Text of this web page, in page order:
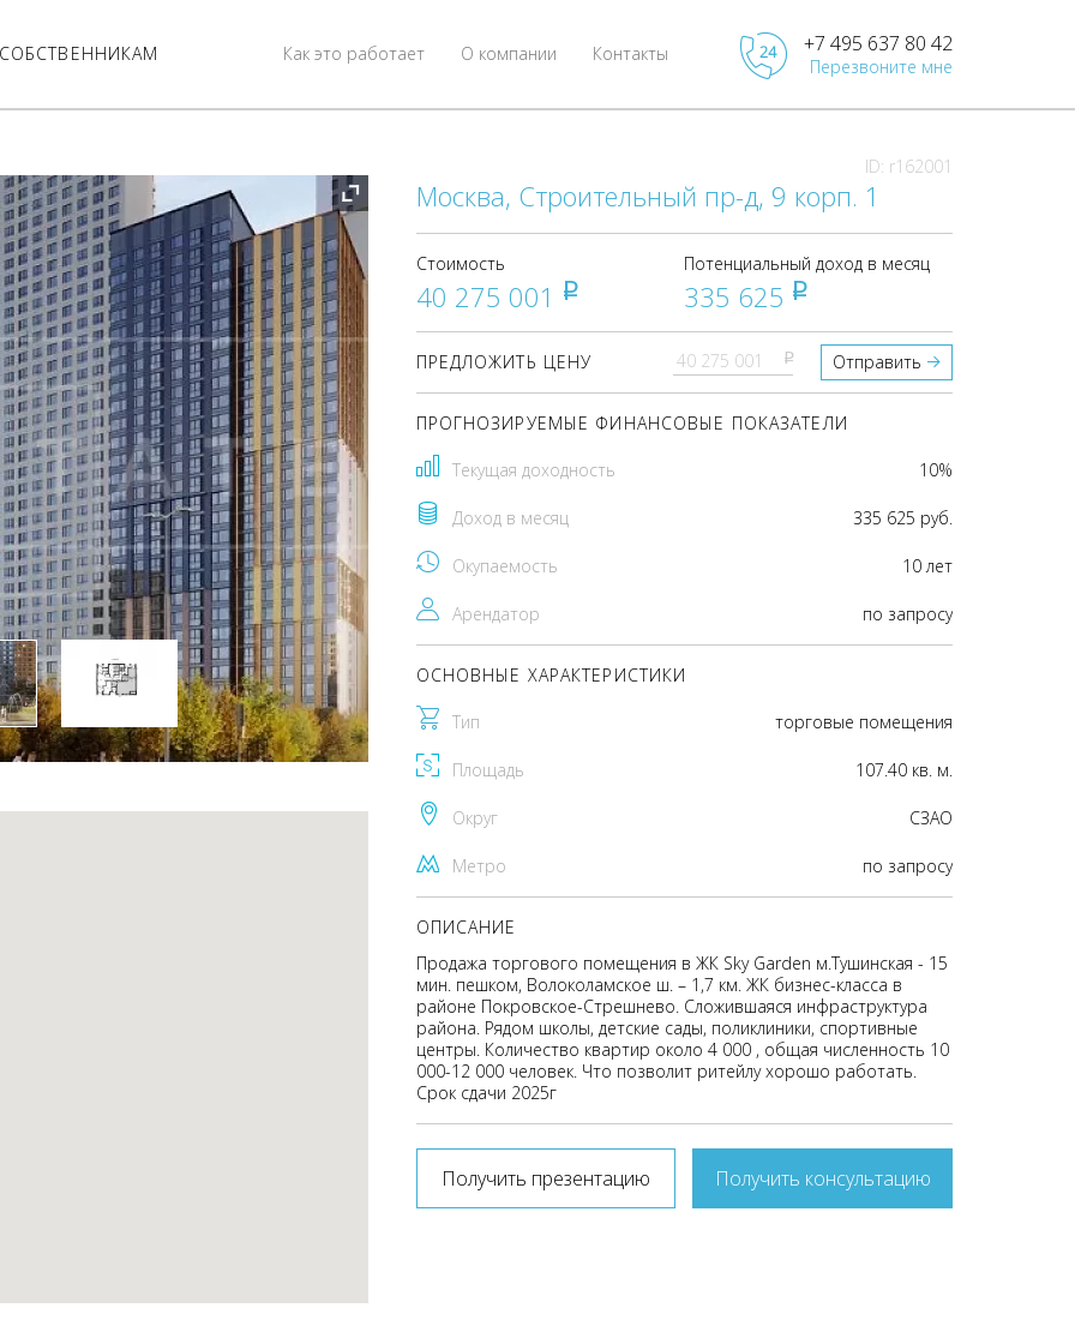
Контакты
О компании
Как это работает +7 495 637 80 42
Перезвоните мне
ID: r162001
Москва, Строительный пр-д, 9 корп. 1
Стоимость
40 275 001 pуб
Потенциальный доход в месяц
335 625 pуб
ПРЕДЛОЖИТЬ ЦЕНУ pуб Отправить
ПРОГНОЗИРУЕМЫЕ ФИНАНСОВЫЕ ПОКАЗАТЕЛИ
Текущая доходность 10%
Доход в месяц 335 625 руб.
Окупаемость 10 лет
Арендатор по запросу
ОСНОВНЫЕ ХАРАКТЕРИСТИКИ
Тип торговые помещения
Площадь 107.40 кв. м.
Округ CЗАО
Метро по запросу
ОПИСАНИЕ
Продажа торгового помещения в ЖК Sky Garden м.Тушинская - 15
мин. пешком, Волоколамское ш. – 1,7 км. ЖК бизнес-класса в
районе Покровское-Стрешнево. Cложившаяся инфраструктура
района. Рядом школы, детские сады, поликлиники, спортивные
центры. Количество квартир около 4 000 , общая численность 10
000-12 000 человек. Что позволит ритейлу хорошо работать.
Срок сдачи 2025г
Получить презентацию Получить консультацию